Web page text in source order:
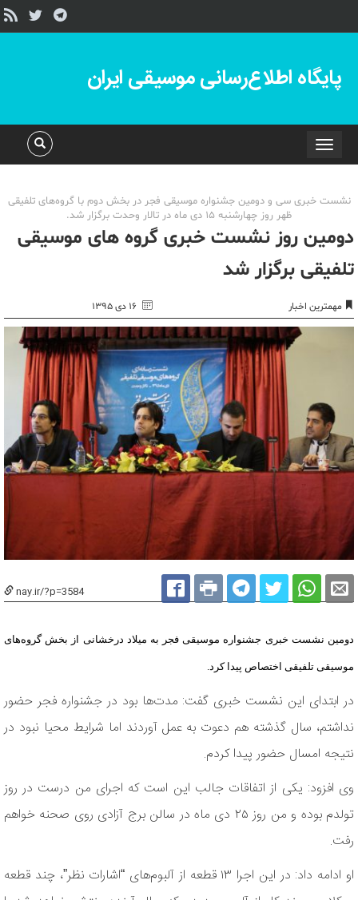
پایگاه اطلاع‌رسانی موسیقی ایران
Toggle
navigation
نشست خبری سی و دومین جشنواره موسیقی فجر در بخش دوم با گروه‌های تلفیقی
ظهر روز چهارشنبه ١٥ دی ماه در تالار وحدت برگزار شد.
دومین روز نشست خبری گروه های موسیقی
تلفیقی برگزار شد
مهمترین اخبار ۱۶ دی ۱۳۹۵
nay.ir/?p=3584
دومین نشست خبری جشنواره موسیقی فجر به میلاد درخشانی از بخش گروه‌های
موسیقی تلفیقی اختصاص پیدا کرد.
در ابتدای این نشست خبری گفت: مدت‌ها بود در جشنواره فجر حضور
نداشتم، سال گذشته هم دعوت به عمل آوردند اما شرایط محیا نبود در
نتیجه امسال حضور پیدا کردم.
وی افزود: یکی از اتفاقات جالب این است که اجرای من درست در روز
تولدم بوده و من روز ٢۵ دی ماه در سالن برج آزادی روی صحنه خواهم
رفت.
او ادامه داد: در این اجرا ١٣ قطعه از آلبوم‌های “اشارات نظر”، چند قطعه